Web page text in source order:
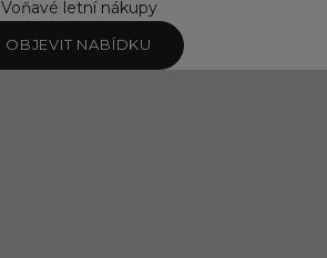
Voňavé letní nákupy
OBJEVIT NABÍDKU